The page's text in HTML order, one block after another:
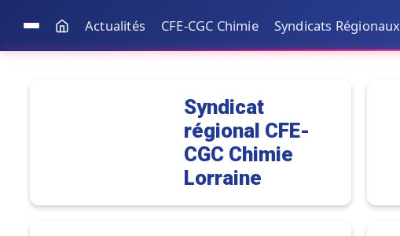
Actualités CFE-CGC Chimie Syndicats Régionaux
Syndicat
régional CFE-
CGC Chimie
Lorraine